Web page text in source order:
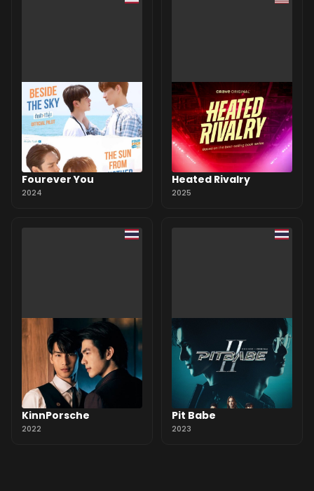
Fourever You
2024
Heated Rivalry
2025
KinnPorsche
2022
Pit Babe
2023